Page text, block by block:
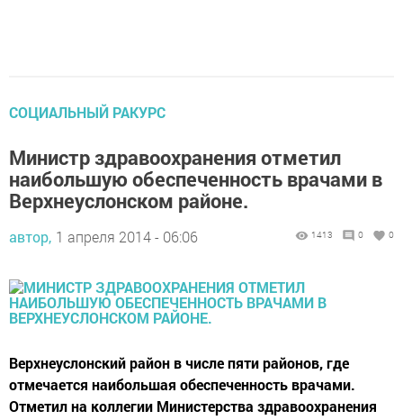
СОЦИАЛЬНЫЙ РАКУРС
Министр здравоохранения отметил
наибольшую обеспеченность врачами в
Верхнеуслонском районе.
автор, 1 апреля 2014 - 06:06 1413 0 0
Верхнеуслонский район в числе пяти районов, где
отмечается наибольшая обеспеченность врачами.
Отметил на коллегии Министерства здравоохранения